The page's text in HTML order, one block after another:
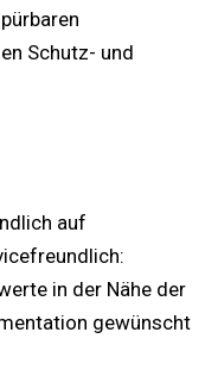
Schutz- und
auf
in der Nähe der
gewünscht